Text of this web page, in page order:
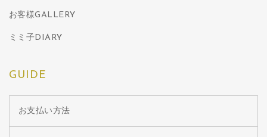
お客様GALLERY
ミミ子DIARY
GUIDE
お支払い方法